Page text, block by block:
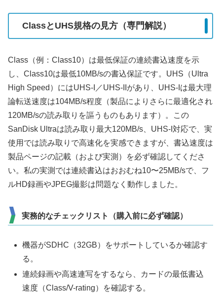
ClassとUHS規格の見方（専門解説）
Class（例：Class10）は最低保証の連続書込速度を示
し、Class10は最低10MB/sの書込保証です。UHS（Ultra
High Speed）にはUHS-I／UHS-IIがあり、UHS-Iは最大理
論転送速度は104MB/s程度（製品によりさらに最適化され
120MB/sの読み取りを謳うものもあります）。この
SanDisk Ultraは読み取り最大120MB/s、UHS-I対応で、実
使用では読み取りで高速化を実感できますが、書込速度は
製品ページの記載（および実測）を必ず確認してくださ
い。私の実測では連続書込はおおむね10〜25MB/sで、フ
ルHD録画やJPEG撮影は問題なく動作しました。
実務的なチェックリスト（購入前に必ず確認）
機器がSDHC（32GB）をサポートしているか確認す
る。
連続録画や高速連写をするなら、カードの最低書込
速度（Class/V-rating）を確認する。